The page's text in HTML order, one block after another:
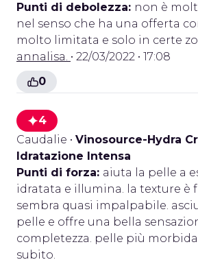
Punti di debolezza: non è
nel senso che ha una offerta
molto limitata e solo in certe
annalisa. • 22/03/2022 • 17:08
0
4
Caudalie • Vinosource-Hydra
Idratazione Intensa
Punti di forza: aiuta la pelle a
idratata e illumina. la texture è
sembra quasi impalpabile.
pelle e offre una bella
completezza. pelle più
subito.